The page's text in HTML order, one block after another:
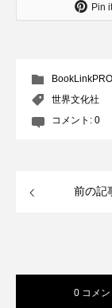
Pin it
世界文化社
コメント: 0
前の記
0 コメン